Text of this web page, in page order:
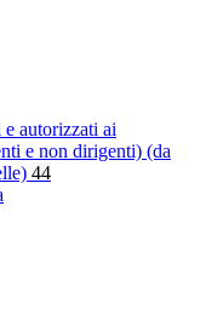
autorizzati ai
e non dirigenti) (da
44